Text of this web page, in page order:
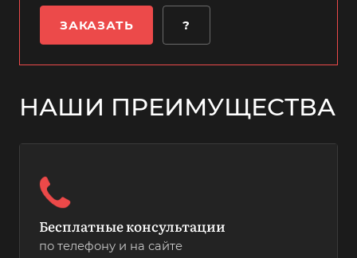
ЗАКАЗАТЬ ?
НАШИ ПРЕИМУЩЕСТВА
Бесплатные консультации
по телефону и на сайте